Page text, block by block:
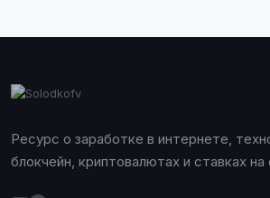
Ресурс о заработке в интернете,
блокчейн, криптовалютах и ставках на